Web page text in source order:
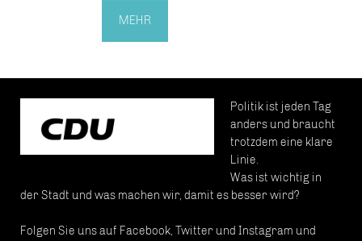
MEHR
Politik ist jeden Tag
anders und braucht
trotzdem eine klare
Linie.
Was ist wichtig in
der Stadt und was machen wir, damit es besser wird?
Folgen Sie uns auf Facebook, Twitter und Instagram und